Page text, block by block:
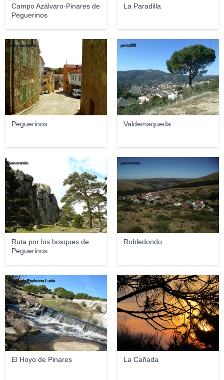
Campo Azálvaro-Pinares de
Peguerinos
La Paradilla
Peguerinos
juan menéndez
Valdemaqueda
pinta398
Ruta por los bosques de
Peguerinos
panoramio
Robledondo
panoramio
El Hoyo de Pinares
Jose Luis Espinosa Lucia
La Cañada
MARIA HOR